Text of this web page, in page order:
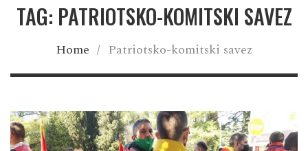
TAG: PATRIOTSKO-KOMITSKI SAVEZ
Home / Patriotsko-komitski savez